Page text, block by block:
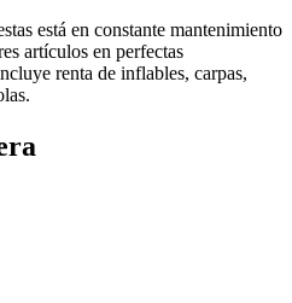
está en constante mantenimiento
artículos en perfectas
renta de inflables, carpas,